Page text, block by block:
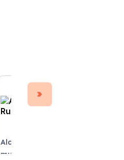
Ana Ruiz -
10 Jul, 2026
Alquilar un coche con Xe
muy sencillo. Tienen una gran